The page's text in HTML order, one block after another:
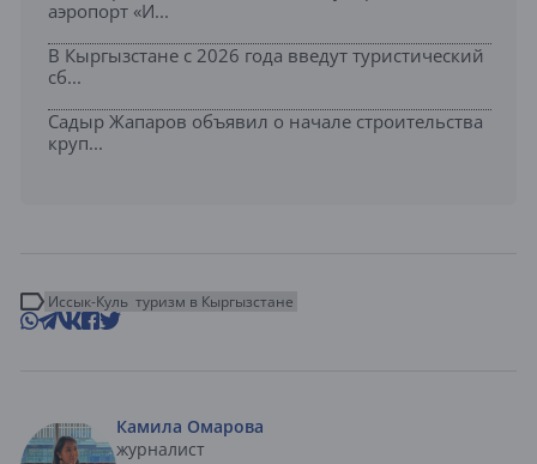
аэропорт «И...
В Кыргызстане с 2026 года введут туристический
сб...
Садыр Жапаров объявил о начале строительства
круп...
Иссык-Куль туризм в Кыргызстане
Камила Омарова
журналист